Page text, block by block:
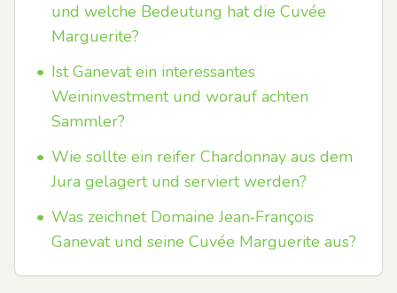
und welche Bedeutung hat die Cuvée
Marguerite?
• Ist Ganevat ein interessantes
Weininvestment und worauf achten
Sammler?
• Wie sollte ein reifer Chardonnay aus dem
Jura gelagert und serviert werden?
• Was zeichnet Domaine Jean‑François
Ganevat und seine Cuvée Marguerite aus?